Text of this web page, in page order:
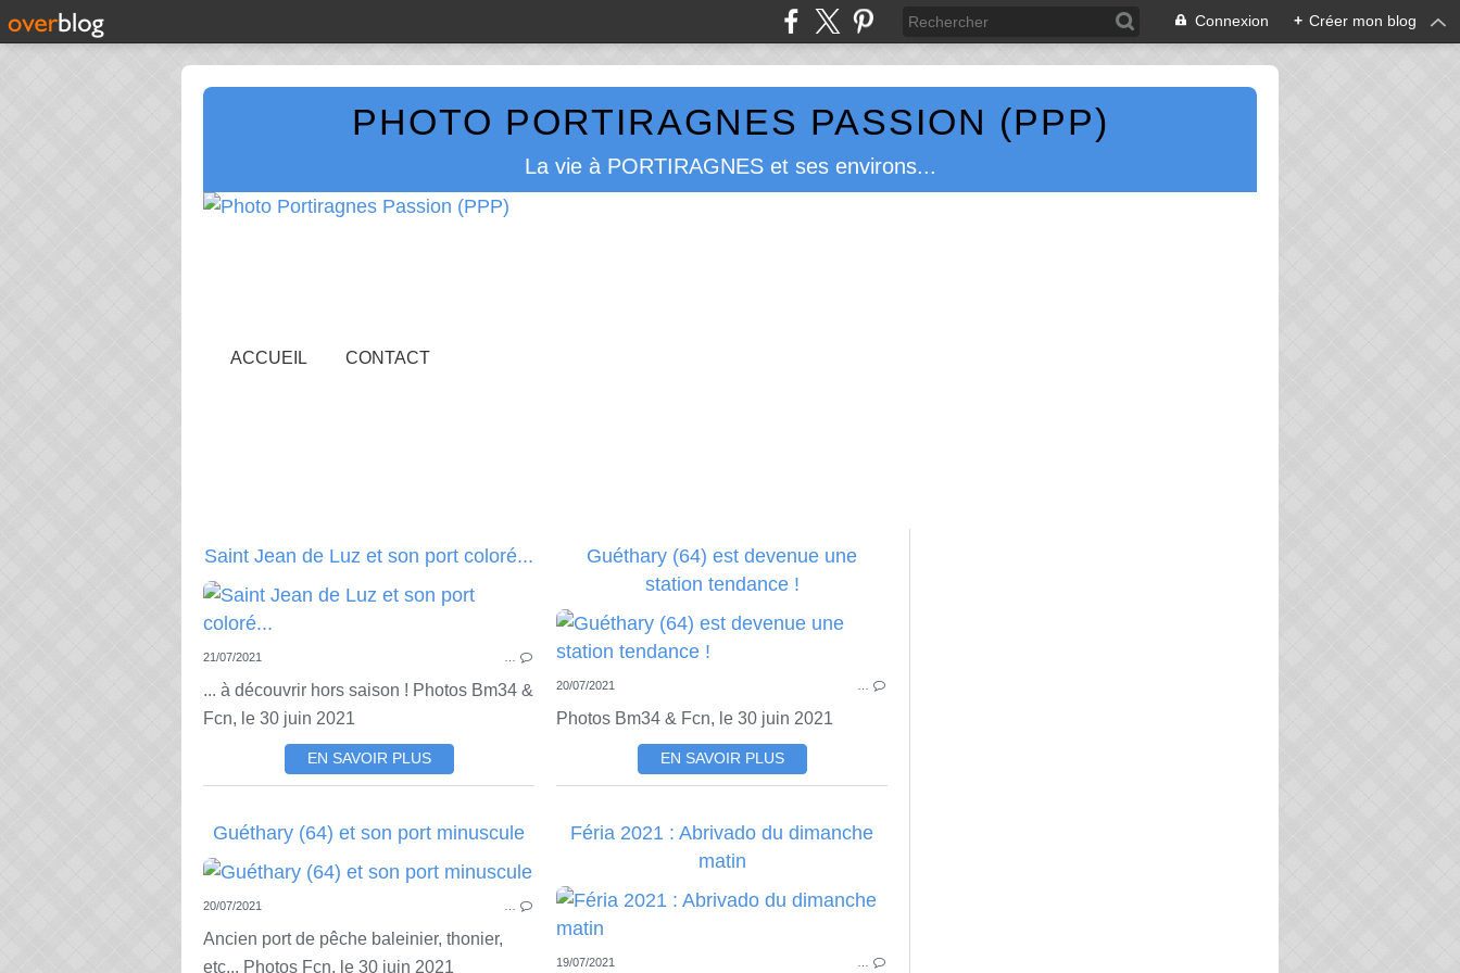
Connexion + Créer mon blog
PHOTO PORTIRAGNES PASSION (PPP)
La vie à PORTIRAGNES et ses environs...
ACCUEIL CONTACT
Saint Jean de Luz et son port coloré...
21/07/2021
... à découvrir hors saison ! Photos Bm34 &
Fcn, le 30 juin 2021
EN SAVOIR PLUS
Guéthary (64) est devenue une
station tendance !
20/07/2021
Photos Bm34 & Fcn, le 30 juin 2021
EN SAVOIR PLUS
Guéthary (64) et son port minuscule
20/07/2021
Ancien port de pêche baleinier, thonier,
etc... Photos Fcn, le 30 juin 2021
Féria 2021 : Abrivado du dimanche
matin
19/07/2021